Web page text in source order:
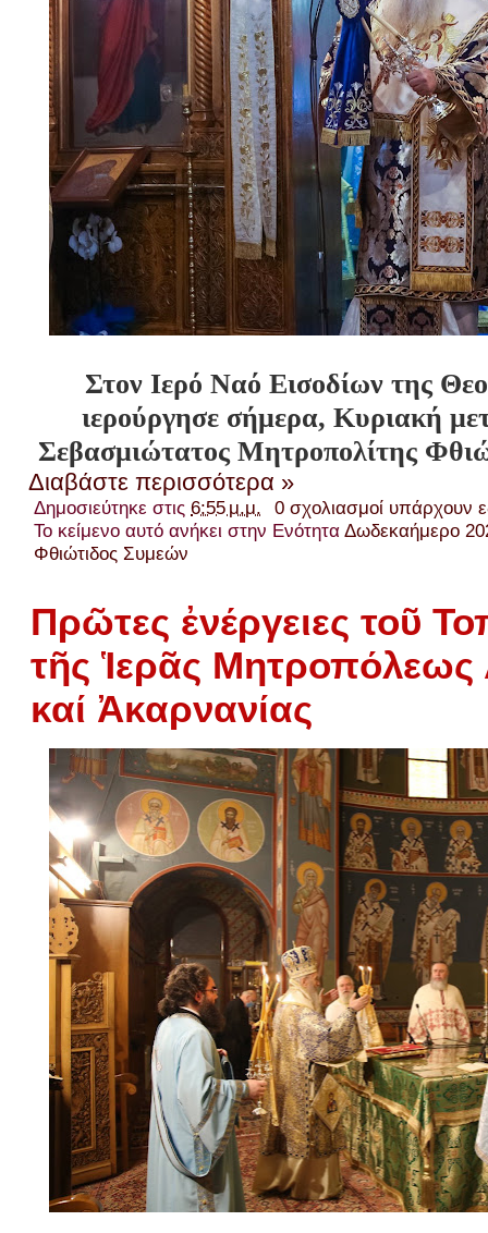
Στον Ιερό Ναό Εισοδίων της
ιερούργησε σήμερα, Κυριακή
Σεβασμιώτατος Μητροπολίτης
Διαβάστε περισσότερα »
Δημοσιεύτηκε στις6:55 μ.μ.
0 σχολιασμοί υπάρχουν
Το κείμενο αυτό ανήκει στην ΕνότηταΔωδεκαήμερο
Φθιώτιδος Συμεών
Πρῶτες ἐνέργειες τοῦ
τῆς Ἱερᾶς Μητροπόλεως
καί Ἀκαρνανίας